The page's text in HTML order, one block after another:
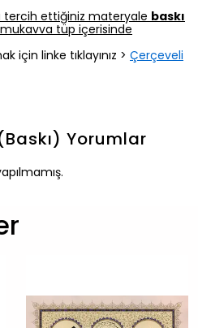
tercih ettiğiniz materyale baskı
mukavva tüp içerisinde
için linke tıklayınız > Çerçeveli
Yorumlar